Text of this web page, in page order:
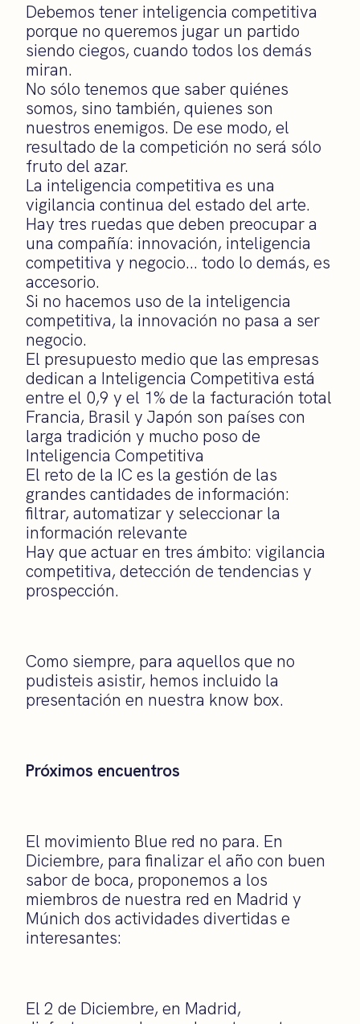
Debemos tener inteligencia competitiva
porque no queremos jugar un partido
siendo ciegos, cuando todos los demás
miran.
No sólo tenemos que saber quiénes
somos, sino también, quienes son
nuestros enemigos. De ese modo, el
resultado de la competición no será sólo
fruto del azar.
La inteligencia competitiva es una
vigilancia continua del estado del arte.
Hay tres ruedas que deben preocupar a
una compañía: innovación, inteligencia
competitiva y negocio… todo lo demás, es
accesorio.
Si no hacemos uso de la inteligencia
competitiva, la innovación no pasa a ser
negocio.
El presupuesto medio que las empresas
dedican a Inteligencia Competitiva está
entre el 0,9 y el 1% de la facturación total
Francia, Brasil y Japón son países con
larga tradición y mucho poso de
Inteligencia Competitiva
El reto de la IC es la gestión de las
grandes cantidades de información:
filtrar, automatizar y seleccionar la
información relevante
Hay que actuar en tres ámbito: vigilancia
competitiva, detección de tendencias y
prospección.
Como siempre, para aquellos que no
pudisteis asistir, hemos incluido la
presentación en nuestra know box.
Próximos encuentros
El movimiento Blue red no para. En
Diciembre, para finalizar el año con buen
sabor de boca, proponemos a los
miembros de nuestra red en Madrid y
Múnich dos actividades divertidas e
interesantes:
El 2 de Diciembre, en Madrid,